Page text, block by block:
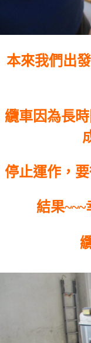
本來我們出
纜車因為長
停止運作，
結果